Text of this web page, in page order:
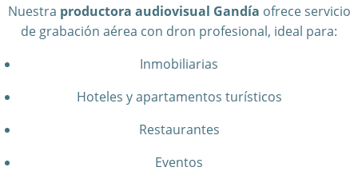
Nuestra productora audiovisual Gandía ofrece servicio
de grabación aérea con dron profesional, ideal para:
Inmobiliarias
Hoteles y apartamentos turísticos
Restaurantes
Eventos